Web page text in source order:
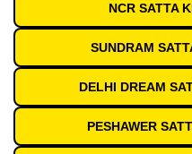
NCR SATTA
SUNDRAM
DELHI DREAM
PESHAWER